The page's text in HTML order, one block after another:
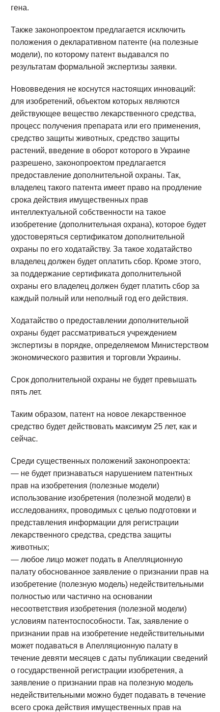
гена.
Также законопроектом предлагается исключить
положения о декларативном патенте (на полезные
модели), по которому патент выдавался по
результатам формальной экспертизы заявки.
Нововведения не коснутся настоящих инноваций:
для изобретений, объектом которых являются
действующее вещество лекарственного средства,
процесс получения препарата или его применения,
средство защиты животных, средство защиты
растений, введение в оборот которого в Украине
разрешено, законопроектом предлагается
предоставление дополнительной охраны. Так,
владелец такого патента имеет право на продление
срока действия имущественных прав
интеллектуальной собственности на такое
изобретение (дополнительная охрана), которое будет
удостоверяться сертификатом дополнительной
охраны по его ходатайству. За такое ходатайство
владелец должен будет оплатить сбор. Кроме этого,
за поддержание сертификата дополнительной
охраны его владелец должен будет платить сбор за
каждый полный или неполный год его действия.
Ходатайство о предоставлении дополнительной
охраны будет рассматриваться учреждением
экспертизы в порядке, определяемом Министерством
экономического развития и торговли Украины.
Срок дополнительной охраны не будет превышать
пять лет.
Таким образом, патент на новое лекарственное
средство будет действовать максимум 25 лет, как и
сейчас.
Среди существенных положений законопроекта:
— не будет признаваться нарушением патентных
прав на изобретения (полезные модели)
использование изобретения (полезной модели) в
исследованиях, проводимых с целью подготовки и
представления информации для регистрации
лекарственного средства, средства защиты
животных;
— любое лицо может подать в Апелляционную
палату обоснованное заявление о признании прав на
изобретение (полезную модель) недействительными
полностью или частично на основании
несоответствия изобретения (полезной модели)
условиям патентоспособности. Так, заявление о
признании прав на изобретение недействительными
может подаваться в Апелляционную палату в
течение девяти месяцев с даты публикации сведений
о государственной регистрации изобретения, а
заявление о признании прав на полезную модель
недействительными можно будет подавать в течение
всего срока действия имущественных прав на